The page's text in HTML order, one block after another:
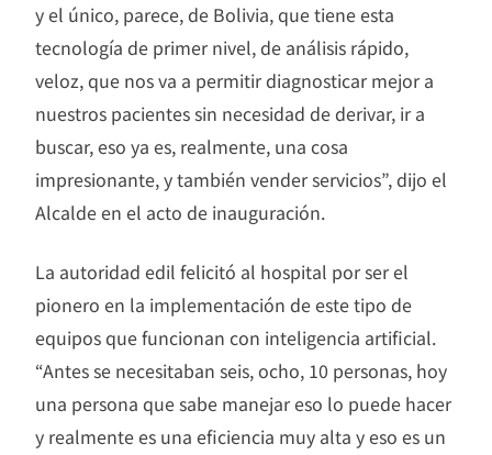
y el único, parece, de Bolivia, que tiene esta
tecnología de primer nivel, de análisis rápido,
veloz, que nos va a permitir diagnosticar mejor a
nuestros pacientes sin necesidad de derivar, ir a
buscar, eso ya es, realmente, una cosa
impresionante, y también vender servicios”, dijo el
Alcalde en el acto de inauguración.
La autoridad edil felicitó al hospital por ser el
pionero en la implementación de este tipo de
equipos que funcionan con inteligencia artificial.
“Antes se necesitaban seis, ocho, 10 personas, hoy
una persona que sabe manejar eso lo puede hacer
y realmente es una eficiencia muy alta y eso es un